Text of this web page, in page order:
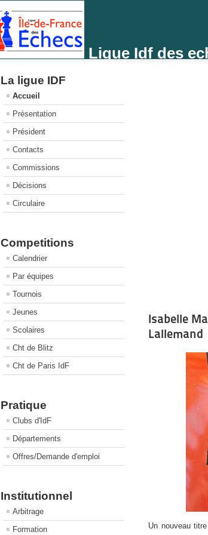
Ligue Idf des
La ligue IDF
Accueil
Présentation
Président
Contacts
Commissions
Décisions
Circulaire
Competitions
Calendrier
Par équipes
Tournois
Jeunes
Scolaires
Cht de Blitz
Cht de Paris IdF
Pratique
Clubs d'IdF
Départements
Offres/Demande d'emploi
Institutionnel
Arbitrage
Formation
Isabelle
Lallemand
Un nouveau